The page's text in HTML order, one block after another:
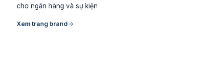
cho ngân hàng và sự kiện
Xem trang brand